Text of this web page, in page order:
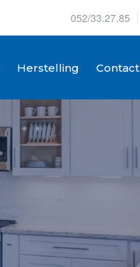
052/33.27.85
Herstelling Contact